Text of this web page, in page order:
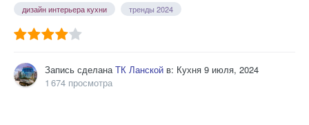
дизайн интерьера кухни тренды 2024
Запись сделанаТК Ланской в: Кухня 9 июля, 2024
1 674 просмотра